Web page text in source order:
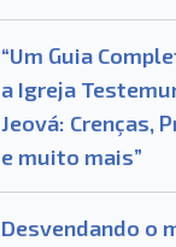
“Um Guia
a Igreja
Jeová: Crenças,
e muito mais”
Desvendando o